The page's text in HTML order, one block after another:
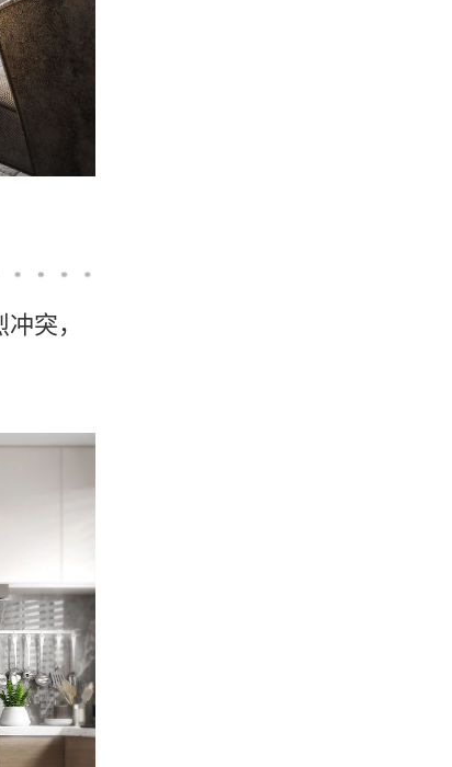
突，